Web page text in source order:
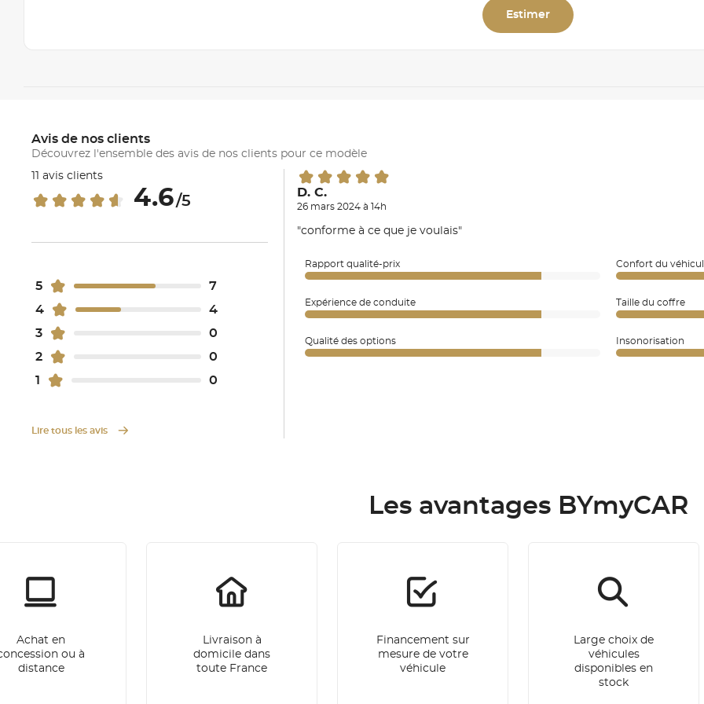
Estimer
Avis de nos clients
Découvrez l'ensemble des avis de nos clients pour ce modèle
11 avis clients
4.6/5
5
7
4
4
3
0
2
0
1
0
Lire tous les avis
D. C.
26 mars 2024 à 14h
"conforme à ce que je voulais"
Rapport qualité-prix Confort du
Expérience de conduite Taille du coffre
Qualité des options Insonorisation
Les avantages BYmyCAR
Achat en
ou à
distance
Livraison à
domicile dans
toute France
Financement sur
mesure de votre
véhicule
Large choix de
véhicules
disponibles en
stock